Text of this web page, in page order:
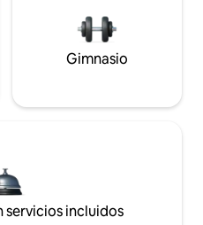
Gimnasio
incluidos